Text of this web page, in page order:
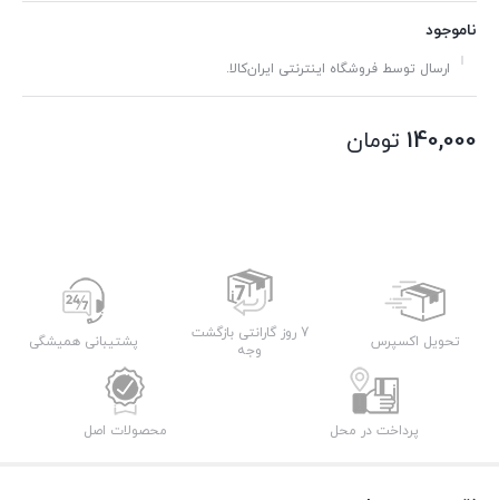
ناموجود
ارسال توسط فروشگاه اینترنتی ایران‌کالا.
140,000 تومان
تحویل اکسپرس
7 روز گارانتی بازگشت
وجه
پشتیبانی همیشگی
پرداخت در محل محصولات اصل